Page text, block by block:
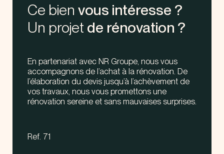
Ce bien vous intéresse ?
Un projet de rénovation ?
En partenariat avec NR Groupe, nous vous
accompagnons de l’achat à la rénovation. De
l’élaboration du devis jusqu’à l’achèvement de
vos travaux, nous vous promettons une
rénovation sereine et sans mauvaises surprises.
Ref. 71